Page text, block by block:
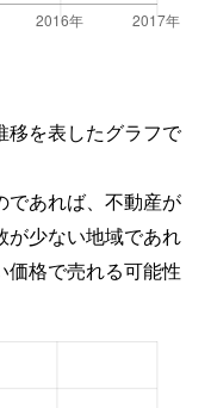
移を表したグラフで
であれば、不動産が
が少ない地域であれ
価格で売れる可能性